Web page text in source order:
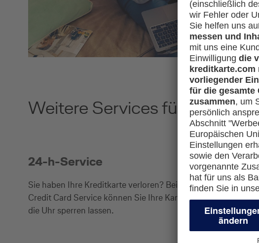
Weitere Services für mehr
24-h-Service
Sie haben Ihre Kreditkarte verloren? Bei unserem
Credit Card Service können Sie Ihre Karte rund um
die Uhr sperren lassen.
Sie
Ihnen